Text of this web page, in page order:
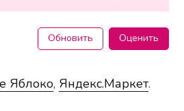
Обновить Оценить
Яблоко, Яндекс.Маркет.